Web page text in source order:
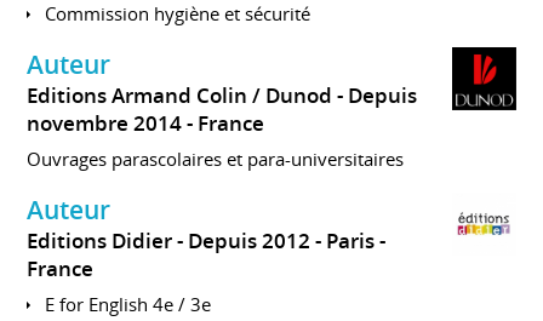
Commission hygiène et sécurité
Auteur
Editions Armand Colin / Dunod
Depuis
novembre 2014 France
Ouvrages parascolaires et para-universitaires
Auteur
Editions Didier Depuis 2012 Paris
France
E for English 4e / 3e